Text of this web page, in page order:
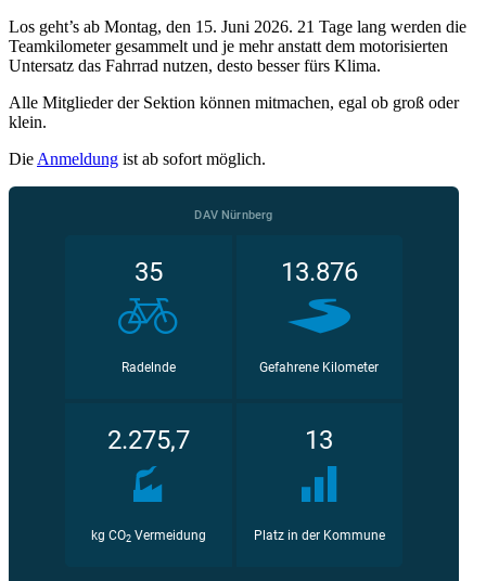
Los geht’s ab Montag, den 15. Juni 2026. 21 Tage lang werden die
Teamkilometer gesammelt und je mehr anstatt dem motorisierten
Untersatz das Fahrrad nutzen, desto besser fürs Klima.
Alle Mitglieder der Sektion können mitmachen, egal ob groß oder
klein.
Die Anmeldung ist ab sofort möglich.